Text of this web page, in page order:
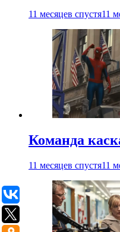
11 месяцев спустя11
Команда
11 месяцев спустя11